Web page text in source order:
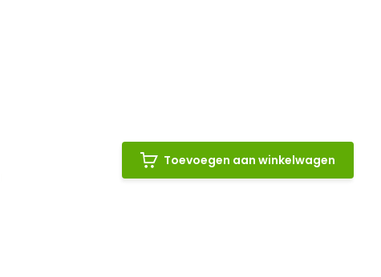
Toevoegen aan winkelwagen